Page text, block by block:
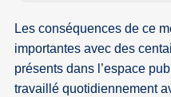
Les conséquences de ce
importantes avec des
présents dans l’espace
travaillé quotidiennement